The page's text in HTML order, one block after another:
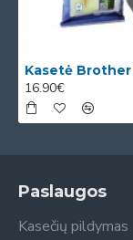
16.90€
Paslaugos
Kasečių pildymas